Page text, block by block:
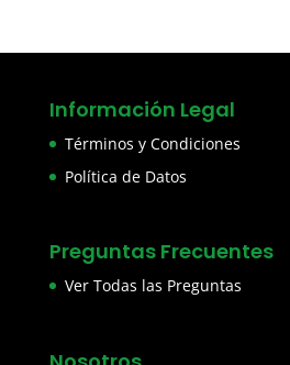
Información Legal
Términos y Condiciones
Política de Datos
Preguntas Frecuentes
Ver Todas las Preguntas